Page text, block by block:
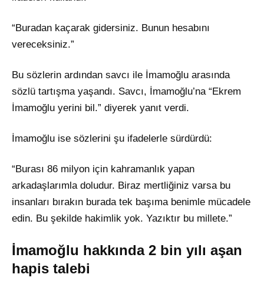
“Buradan kaçarak gidersiniz. Bunun hesabını
vereceksiniz.”
Bu sözlerin ardından savcı ile İmamoğlu arasında
sözlü tartışma yaşandı. Savcı, İmamoğlu’na “Ekrem
İmamoğlu yerini bil.” diyerek yanıt verdi.
İmamoğlu ise sözlerini şu ifadelerle sürdürdü:
“Burası 86 milyon için kahramanlık yapan
arkadaşlarımla doludur. Biraz mertliğiniz varsa bu
insanları bırakın burada tek başıma benimle mücadele
edin. Bu şekilde hakimlik yok. Yazıktır bu millete.”
İmamoğlu hakkında 2 bin yılı aşan
hapis talebi